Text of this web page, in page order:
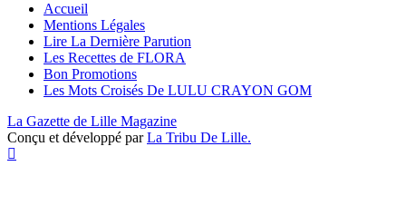
Accueil
Mentions Légales
Lire La Dernière Parution
Les Recettes de FLORA
Bon Promotions
Les Mots Croisés De LULU CRAYON GOM
La Gazette de Lille Magazine
Conçu et développé parLa Tribu De Lille.